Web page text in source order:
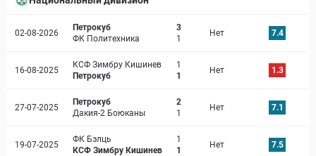
02-08-2026
Петрокуб
ФК Политехника
3
1
Нет 7.4
16-08-2025
КСФ Зимбру Кишинев
Петрокуб
1
1
Нет 1.3
27-07-2025
Петрокуб
Дакия-2 Боюканы
2
1
Нет 7.1
19-07-2025
ФК Бэлць
КСФ Зимбру Кишинев
1
1
Нет 7.5